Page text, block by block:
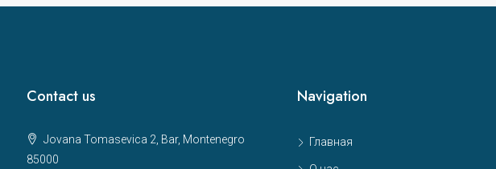
Contact us
Jovana Tomasevica 2, Bar, Montenegro
85000
Navigation
Главная